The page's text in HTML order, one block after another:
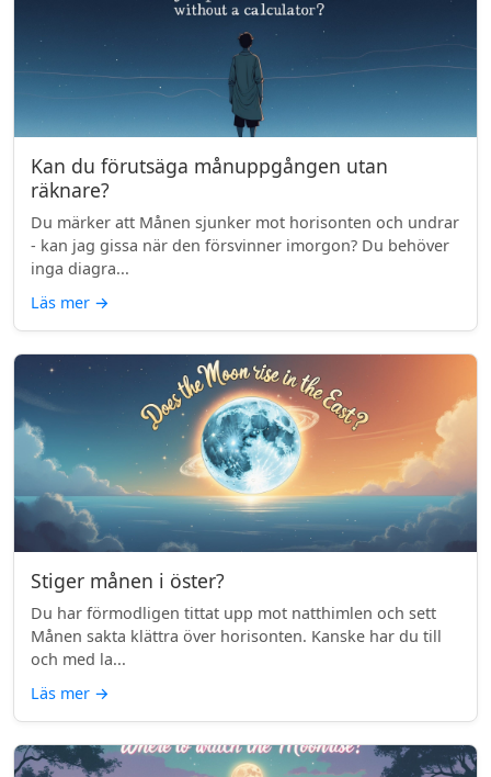
Kan du förutsäga månuppgången utan
räknare?
Du märker att Månen sjunker mot horisonten och undrar
- kan jag gissa när den försvinner imorgon? Du behöver
inga diagra...
Läs mer →
Stiger månen i öster?
Du har förmodligen tittat upp mot natthimlen och sett
Månen sakta klättra över horisonten. Kanske har du till
och med la...
Läs mer →